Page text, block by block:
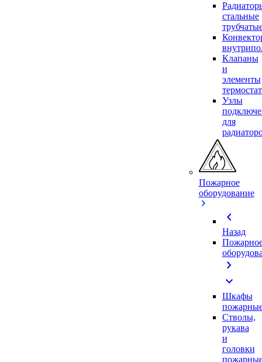
стальные
Клапаны
и
элементы
Узлы
для
Пожарное
оборудование
chevron_left
Назад
chevron_right
expand_more
Шкафы
Стволы,
рукава
и
головки